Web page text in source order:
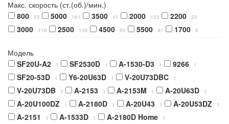
Макс. скорость (ст.(об.)/мин.)
800
53 5000 161 3500 41 2000 123 2200 23
3000 116 2500 126 4500 60 5500 91 1700 8
Модель
SF20U-A2
1 SF2530D 1 A-1530-D3 1 9266 1
SF20-53D 1 Y6-20U63D 1 V-20U73DBC 1
V-20U73DB 1 A-2153 1 A-2153M 1 A-20U63D 1
A-20U100DZ 1 A-2180D 1 A-20U43 1 A-20U53DZ 1
A-2151 1 A-1533D 1 A-2180D Home 1